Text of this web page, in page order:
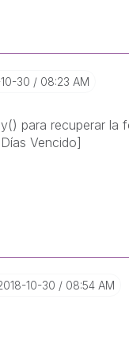
30 08:23 AM
para recuperar la
Vencido]
10-30 08:54 AM